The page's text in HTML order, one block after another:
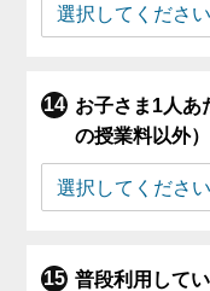
お子さま1人あ
の授業料以外
普段利用して